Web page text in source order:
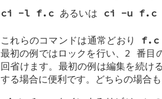
ci -l f.c あるいは ci -u f.c
これらのコマンドは通常どおり f.c
最初の例ではロックを行い、2 番目
回省けます。最初の例は編集を続け
する場合に便利です。どちらの場合